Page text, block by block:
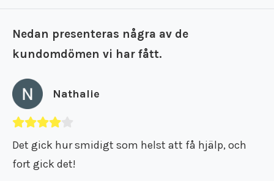
Nedan presenteras några av de
kundomdömen vi har fått.
Nathalie
Det gick hur smidigt som helst att få hjälp, och
fort gick det!